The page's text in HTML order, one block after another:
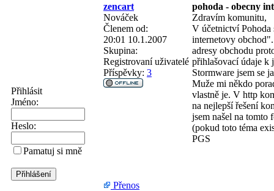
Přihlásit
Jméno:
Heslo:
Pamatuj si mně
zencart
pohoda - obecny
Nováček
Členem od:
20:01 10.1.2007
Skupina:
Registrovaní uživatelé
Příspěvky: 3
Zdravím komunitu,
V účetnictví
internetovy
adresy obchodu
přihlašovací údaje k
Stormware jsem se
Muže mi někdo
vlastně je. V http
na nejlepší řešení
jsem našel na tomto
(pokud toto téma
PGS
Přenos